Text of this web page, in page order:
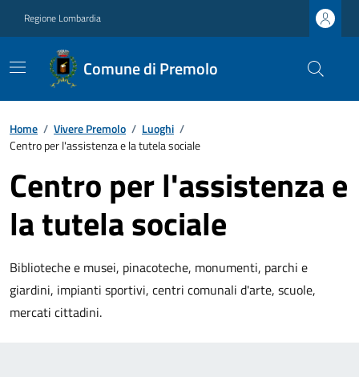
Regione Lombardia
Comune di Premolo
Home / Vivere Premolo / Luoghi /
Centro per l'assistenza e la tutela sociale
Centro per l'assistenza e
la tutela sociale
Biblioteche e musei, pinacoteche, monumenti, parchi e
giardini, impianti sportivi, centri comunali d'arte, scuole,
mercati cittadini.